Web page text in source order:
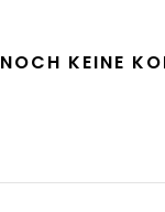
NOCH KEINE